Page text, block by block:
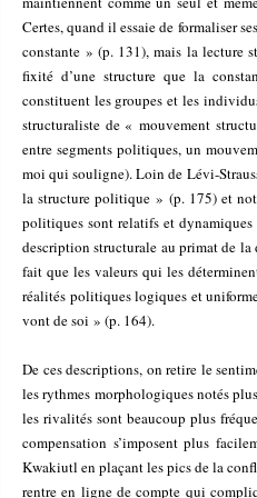
Certes, quand il essaie de formaliser
constante » (p. 131), mais la lecture
fixité d’une structure que la
constituent les groupes et les
structuraliste de « mouvement
entre segments politiques, un
moi qui souligne). Loin de Lévi-
la structure politique » (p. 175) et
politiques sont relatifs et
description structurale au primat de
fait que les valeurs qui les
réalités politiques logiques et
vont de soi » (p. 164).
De ces descriptions, on retire le
les rythmes morphologiques notés
les rivalités sont beaucoup plus
compensation s’imposent plus
Kwakiutl en plaçant les pics de la
rentre en ligne de compte qui